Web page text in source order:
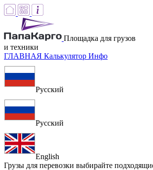
Площадка для грузов
и техники
ГЛАВНАЯ Калькулятор Инфо
Русский
Русский
English
Грузы для перевозки выбирайте